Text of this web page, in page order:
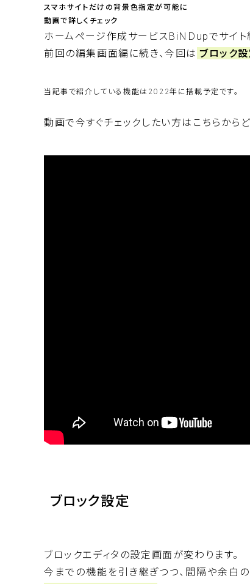
スマホサイトだけの背景色指定が可能に
動画で詳しくチェック
ホームページ作成サービス BiNDupでサイ
前回の編集画面編 に続き、今回は ブロック
当記事で紹介している機能は2022年に搭載予定です。
動画で今すぐチェックしたい方はこちらからど
ブロック設定
ブロックエディタの設定画面が変わります。
今までの機能を引き継ぎつつ、間隔や余白の